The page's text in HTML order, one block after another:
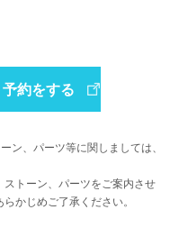
約をする
ン、パーツ等に関しましては、
トーン、パーツをご案内させ
かじめご了承ください。